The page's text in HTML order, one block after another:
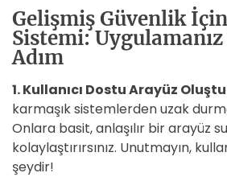
Gelişmiş Güvenlik
Sistemi:
Adım
1. Kullanıcı Dostu Arayüz
karmaşık sistemlerden uzak
Onlara basit, anlaşılır bir arayüz
kolaylaştırırsınız. Unutmayın,
şeydir!